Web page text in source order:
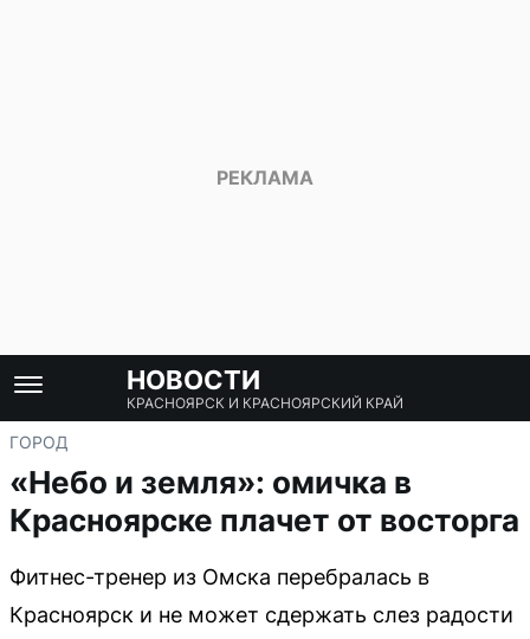
НОВОСТИ
КРАСНОЯРСК И КРАСНОЯРСКИЙ КРАЙ
ГОРОД
«Небо и земля»: омичка в
Красноярске плачет от восторга
Фитнес-тренер из Омска перебралась в
Красноярск и не может сдержать слез радости